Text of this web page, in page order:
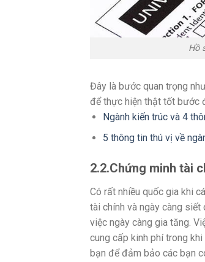
Hồ
Đây là bước quan trọng
để thực hiện thật tốt bước
Ngành kiến trúc và 4
5 thông tin thú vị về
2.2.Chứng minh tài
Có rất nhiều quốc gia khi
tài chính và ngày càng
việc ngày càng gia tăng.
cung cấp kinh phí trong
bạn để đảm bảo các bạn